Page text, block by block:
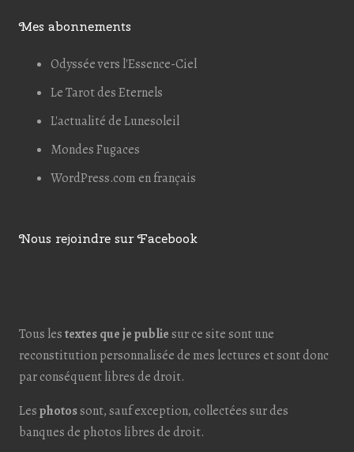
Mes abonnements
Odyssée vers l'Essence-Ciel
Le Tarot des Eternels
L'actualité de Lunesoleil
Mondes Fugaces
WordPress.com en français
Nous rejoindre sur Facebook
Tous lestextes que je publiesur ce site sont une
reconstitution personnalisée de mes lectures et sont donc
par conséquent libres de droit.
Lesphotossont, sauf exception, collectées sur des
banques de photos libres de droit.